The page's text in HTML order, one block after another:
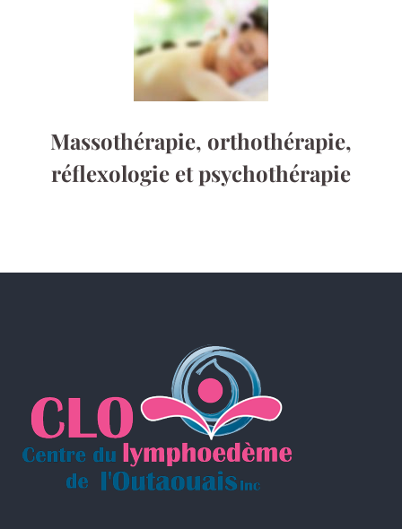
Massothérapie, orthothérapie,
réflexologie et psychothérapie